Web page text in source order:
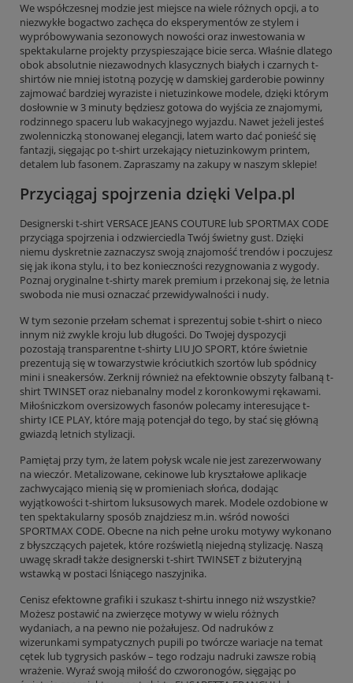
We współczesnej modzie jest miejsce na wiele różnych opcji, a to
niezwykłe bogactwo zachęca do eksperymentów ze stylem i
wypróbowywania sezonowych nowości oraz inwestowania w
spektakularne projekty przyspieszające bicie serca. Właśnie dlatego
obok absolutnie niezawodnych klasycznych białych i czarnych t-
shirtów nie mniej istotną pozycję w damskiej garderobie powinny
zajmować bardziej wyraziste i nietuzinkowe modele, dzięki którym
dosłownie w 3 minuty będziesz gotowa do wyjścia ze znajomymi,
rodzinnego spaceru lub wakacyjnego wyjazdu. Nawet jeżeli jesteś
zwolenniczką stonowanej elegancji, latem warto dać ponieść się
fantazji, sięgając po t-shirt urzekający nietuzinkowym printem,
detalem lub fasonem. Zapraszamy na zakupy w naszym sklepie!
Przyciągaj spojrzenia dzięki Velpa.pl
Designerski t-shirt VERSACE JEANS COUTURE lub SPORTMAX CODE
przyciąga spojrzenia i odzwierciedla Twój świetny gust. Dzięki
niemu dyskretnie zaznaczysz swoją znajomość trendów i poczujesz
się jak ikona stylu, i to bez konieczności rezygnowania z wygody.
Poznaj oryginalne t-shirty marek premium i przekonaj się, że letnia
swoboda nie musi oznaczać przewidywalności i nudy.
W tym sezonie przełam schemat i sprezentuj sobie t-shirt o nieco
innym niż zwykle kroju lub długości. Do Twojej dyspozycji
pozostają transparentne t-shirty LIU JO SPORT, które świetnie
prezentują się w towarzystwie króciutkich szortów lub spódnicy
mini i sneakersów. Zerknij również na efektownie obszyty falbaną t-
shirt TWINSET oraz niebanalny model z koronkowymi rękawami.
Miłośniczkom oversizowych fasonów polecamy interesujące t-
shirty ICE PLAY, które mają potencjał do tego, by stać się główną
gwiazdą letnich stylizacji.
Pamiętaj przy tym, że latem połysk wcale nie jest zarezerwowany
na wieczór. Metalizowane, cekinowe lub kryształowe aplikacje
zachwycająco mienią się w promieniach słońca, dodając
wyjątkowości t-shirtom luksusowych marek. Modele ozdobione w
ten spektakularny sposób znajdziesz m.in. wśród nowości
SPORTMAX CODE. Obecne na nich pełne uroku motywy wykonano
z błyszczących pajetek, które rozświetlą niejedną stylizację. Naszą
uwagę skradł także designerski t-shirt TWINSET z biżuteryjną
wstawką w postaci lśniącego naszyjnika.
Cenisz efektowne grafiki i szukasz t-shirtu innego niż wszystkie?
Możesz postawić na zwierzęce motywy w wielu różnych
wydaniach, a na pewno nie pożałujesz. Od nadruków z
wizerunkami sympatycznych pupili po twórcze wariacje na temat
cętek lub tygrysich pasków – tego rodzaju nadruki zawsze robią
wrażenie. Wyraź swoją miłość do czworonogów, sięgając po